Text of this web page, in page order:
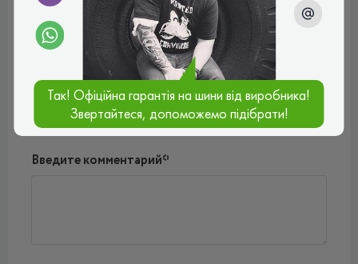
Имя*
Ваш e-mail*
Введите комментарий*
Так! Офіційна гарантія на шини від виробника!
Звертайтеся, допоможемо підібрати!